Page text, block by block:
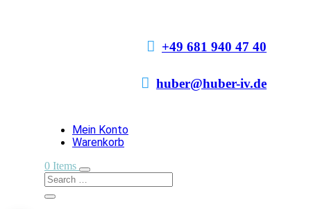
 +49 681 940 47 40
 huber@huber-iv.de
Mein Konto
Warenkorb
0 Items